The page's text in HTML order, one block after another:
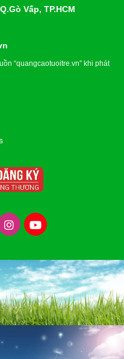
Vấp, TP.HCM
“quangcaotuoitre.vn” khi phát